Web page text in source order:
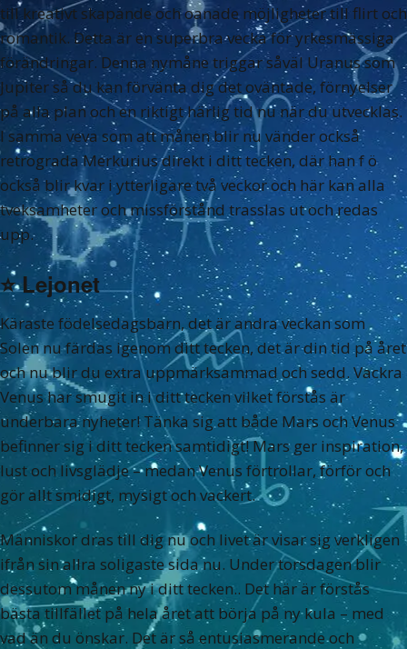
till kreativt skapande och oanade möjligheter till flirt och
romantik. Detta är en superbra vecka för yrkesmässiga
förändringar. Denna nymåne triggar såväl Uranus som
Jupiter så du kan förvänta dig det oväntade, förnyelser
på alla plan och en riktigt härlig tid nu när du utvecklas.
I samma veva som att månen blir nu vänder också
retrograda Merkurius direkt i ditt tecken, där han f ö
också blir kvar i ytterligare två veckor och här kan alla
tveksamheter och missförstånd trasslas ut och redas
upp.
⭐️Lejonet
Käraste födelsedagsbarn, det är andra veckan som
Solen nu färdas igenom ditt tecken, det är din tid på året
och nu blir du extra uppmärksammad och sedd. Vackra
Venus har smugit in i ditt tecken vilket förstås är
underbara nyheter! Tänka sig att både Mars och Venus
befinner sig i ditt tecken samtidigt! Mars ger inspiration,
lust och livsglädje – medan Venus förtrollar, förför och
gör allt smidigt, mysigt och vackert.
Människor dras till dig nu och livet är visar sig verkligen
ifrån sin allra soligaste sida nu. Under torsdagen blir
dessutom månen ny i ditt tecken.. Det här är förstås
bästa tillfället på hela året att börja på ny kula – med
vad än du önskar. Det är så entusiasmerande och